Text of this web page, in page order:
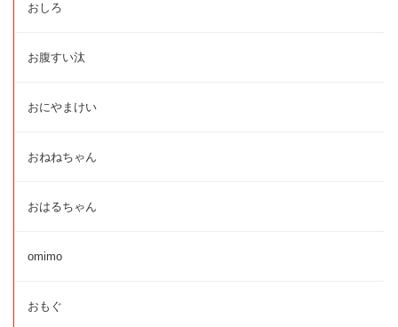
おしろ
お腹すい汰
おにやまけい
おねねちゃん
おはるちゃん
omimo
おもぐ